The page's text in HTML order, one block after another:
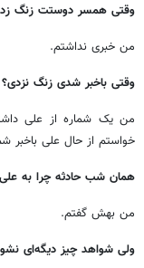
وقتی همسر دوستت زنگ زد
من خبری نداشتم.
وقتی باخبر شدی زنگ نزدی؟
من یک شماره از علی
خواستم از حال علی باخبر
همان شب حادثه چرا به
من بهش گفتم.
ولی شواهد چیز دیگه‌ای